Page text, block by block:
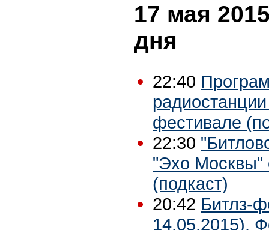
17 мая
дня
22:40
фестивале
22:30
"Эхо Москвы"
(подкаст)
20:42 Битлз-
14.05.2015).